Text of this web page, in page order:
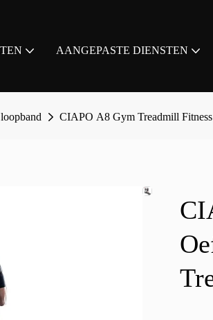
AANGEPASTE DIENSTEN
CIAPO A8 Gym Treadmill